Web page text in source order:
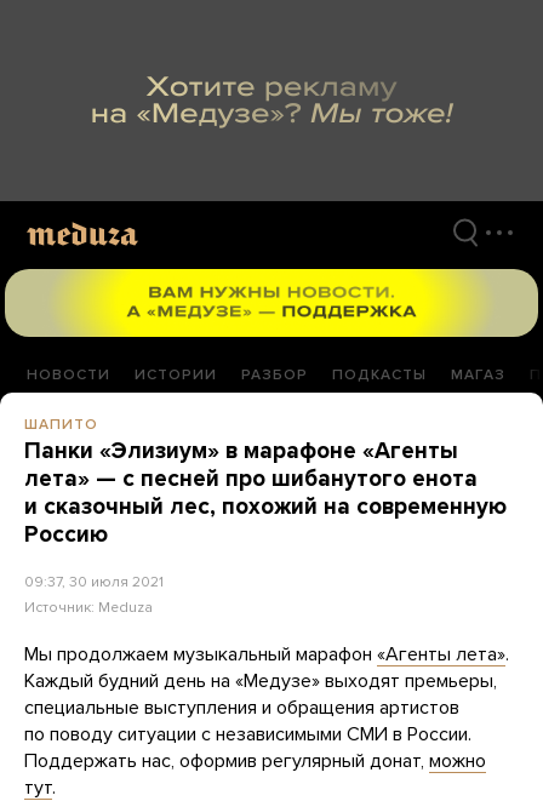
НОВОСТИ ИСТОРИИ РАЗБОР ПОДКАСТЫ МАГАЗ
ШАПИТО
Панки «Элизиум» в марафоне «Агенты
лета» — с песней про шибанутого енота
и сказочный лес, похожий на современную
Россию
09:37, 30 июля 2021
Источник: Meduza
Мы продолжаем музыкальный марафон «Агенты лета».
Каждый будний день на «Медузе» выходят премьеры,
специальные выступления и обращения артистов
по поводу ситуации с независимыми СМИ в России.
Поддержать нас, оформив регулярный донат, можно
тут.